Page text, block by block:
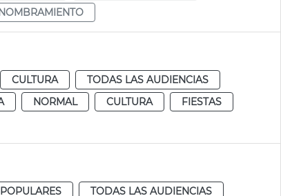
CULTURA
TODAS LAS AUDIENCIAS
NORMAL CULTURA
FIESTAS
TODAS LAS AUDIENCIAS